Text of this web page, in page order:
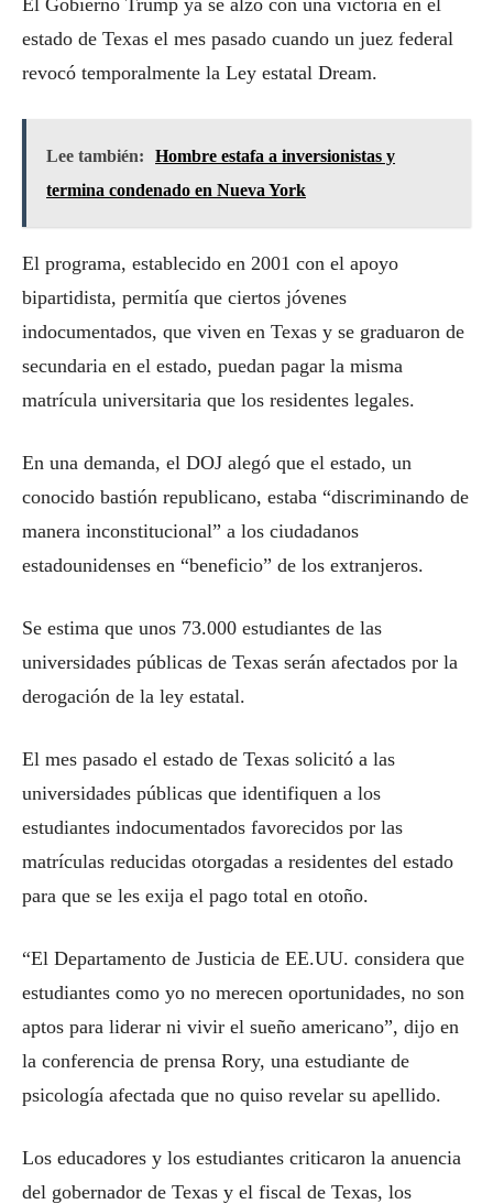
El Gobierno Trump ya se alzó con una victoria en el
estado de Texas el mes pasado cuando un juez federal
revocó temporalmente la Ley estatal Dream.
Lee también:
Hombre estafa a inversionistas y
termina condenado en Nueva York
El programa, establecido en 2001 con el apoyo
bipartidista, permitía que ciertos jóvenes
indocumentados, que viven en Texas y se graduaron de
secundaria en el estado, puedan pagar la misma
matrícula universitaria que los residentes legales.
En una demanda, el DOJ alegó que el estado, un
conocido bastión republicano, estaba “discriminando de
manera inconstitucional” a los ciudadanos
estadounidenses en “beneficio” de los extranjeros.
Se estima que unos 73.000 estudiantes de las
universidades públicas de Texas serán afectados por la
derogación de la ley estatal.
El mes pasado el estado de Texas solicitó a las
universidades públicas que identifiquen a los
estudiantes indocumentados favorecidos por las
matrículas reducidas otorgadas a residentes del estado
para que se les exija el pago total en otoño.
“El Departamento de Justicia de EE.UU. considera que
estudiantes como yo no merecen oportunidades, no son
aptos para liderar ni vivir el sueño americano”, dijo en
la conferencia de prensa Rory, una estudiante de
psicología afectada que no quiso revelar su apellido.
Los educadores y los estudiantes criticaron la anuencia
del gobernador de Texas y el fiscal de Texas, los